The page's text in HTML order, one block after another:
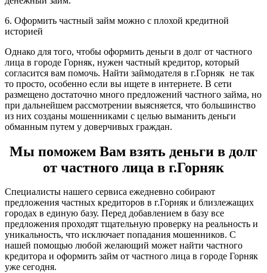
6. Оформить частный займ можно с плохой кредитной
историей
Однако для того, чтобы оформить деньги в долг от частного
лица в городе Горняк, нужен частный кредитор, который
согласится вам помочь. Найти займодателя в г.Горняк не так
то просто, особенно если вы ищете в интернете. В сети
размещено достаточно много предложений частного займа, но
при дальнейшем рассмотрении выясняется, что большинство
из них созданы мошенниками с целью выманить деньги
обманным путем у доверчивых граждан.
Мы поможем Вам взять деньги в долг
от частного лица в г.Горняк
Специалисты нашего сервиса ежедневно собирают
предложения частных кредиторов в г.Горняк и близлежащих
городах в единую базу. Перед добавлением в базу все
предложения проходят тщательную проверку на реальность и
уникальность, что исключает попадания мошенников. С
нашей помощью любой желающий может найти частного
кредитора и оформить займ от частного лица в городе Горняк
уже сегодня.